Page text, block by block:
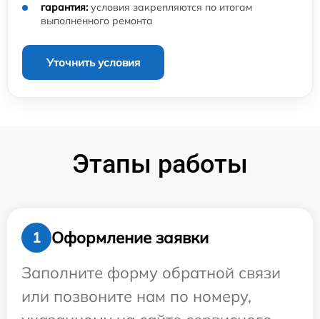
гарантия: условия закрепляются по итогам
выполненного ремонта
Уточнить условия
Этапы работы
1
Оформление заявки
Заполните форму обратной связи
или позвоните нам по номеру,